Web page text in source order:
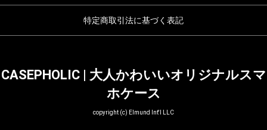
特定商取引法に基づく表記
CASEPHOLIC | 大人かわいいオリジナルスマ
ホケース
copyright (c) Elmund Int'l LLC